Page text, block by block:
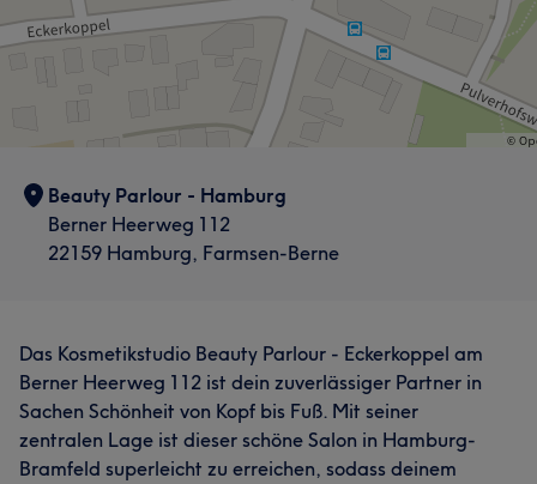
Beauty Parlour - Hamburg
Berner Heerweg 112
22159 Hamburg, Farmsen-Berne
Das Kosmetikstudio Beauty Parlour - Eckerkoppel am
Berner Heerweg 112 ist dein zuverlässiger Partner in
Sachen Schönheit von Kopf bis Fuß. Mit seiner
zentralen Lage ist dieser schöne Salon in Hamburg-
Bramfeld superleicht zu erreichen, sodass deinem